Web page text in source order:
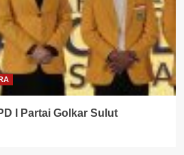
I Partai Golkar Sulut